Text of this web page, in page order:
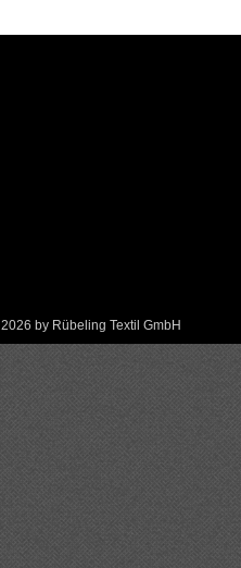
2026 by Rübeling Textil GmbH